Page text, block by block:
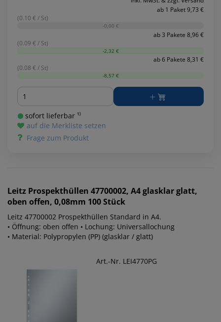
ab 1 Paket 9,73 €
(0.10 € / St)
-0,00 €
ab 3 Pakete 8,96 €
(0.09 € / St)
-2,32 €
ab 6 Pakete 8,31 €
(0.08 € / St)
-8,57 €
Menge
sofort lieferbar ¹⁾
auf die Merkliste setzen
Frage zum Produkt
Leitz Prospekthüllen 47700002, A4 glasklar glatt,
oben offen, 0,08mm 100 Stück
Leitz 47700002 Prospekthüllen Standard in A4.
• Öffnung: oben offen • Lochung: Universallochung
• Material: Polypropylen (PP) (glasklar / glatt)
Art.-Nr. LEI4770PG